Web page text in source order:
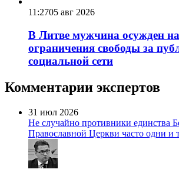
11:2705 авг 2026
В Литве мужчина осужден
ограничения свободы за
социальной сети
Комментарии экспертов
31 июл 2026
Не случайно противники единства
Православной Церкви часто одни и